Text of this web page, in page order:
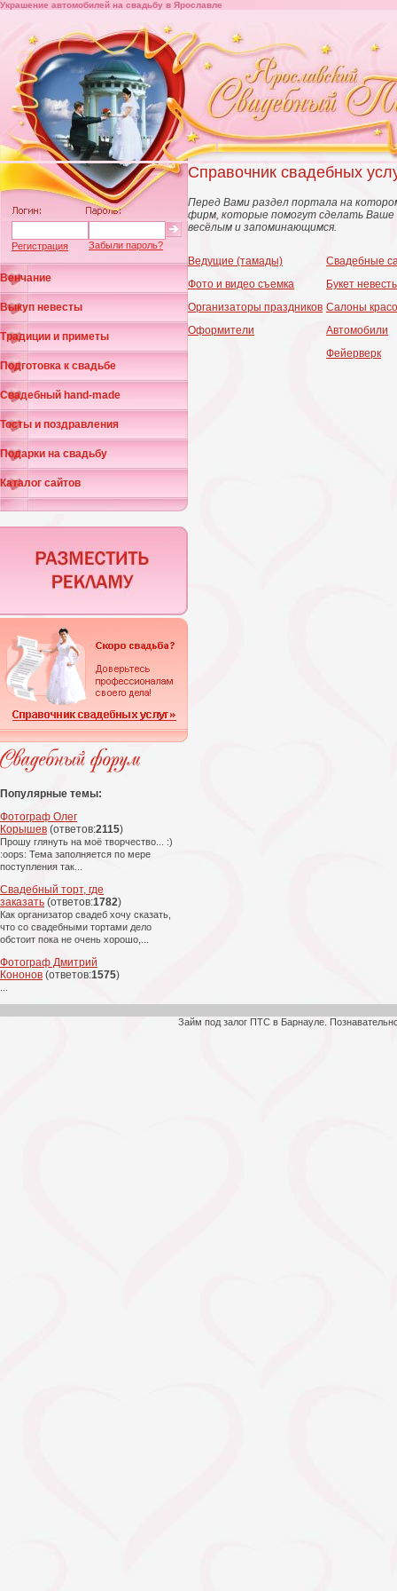
Украшение автомобилей на свадьбу в Ярославле
Регистрация Забыли пароль?
Венчание
Выкуп невесты
Традиции и приметы
Подготовка к свадьбе
Свадебный hand-made
Тосты и поздравления
Подарки на свадьбу
Каталог сайтов
Популярные темы:
Фотограф Олег
Корышев (ответов:2115)
Прошу глянуть на моё творчество... :)
:oops: Тема заполняется по мере
поступления так...
Свадебный торт, где
заказать (ответов:1782)
Как организатор свадеб хочу сказать,
что со свадебными тортами дело
обстоит пока не очень хорошо,...
Фотограф Дмитрий
Кононов (ответов:1575)
Справочник свадебных
Перед Вами раздел портала на
фирм, которые помогут сделать Ваше
весёлым и запоминающимся.
Ведущие (тамады)
Фото и видео съемка
Организаторы праздников
Оформители
Свадебные
Букет
Салоны
Автомобили
Фейерверк
Займ под залог ПТС в Барнауле.